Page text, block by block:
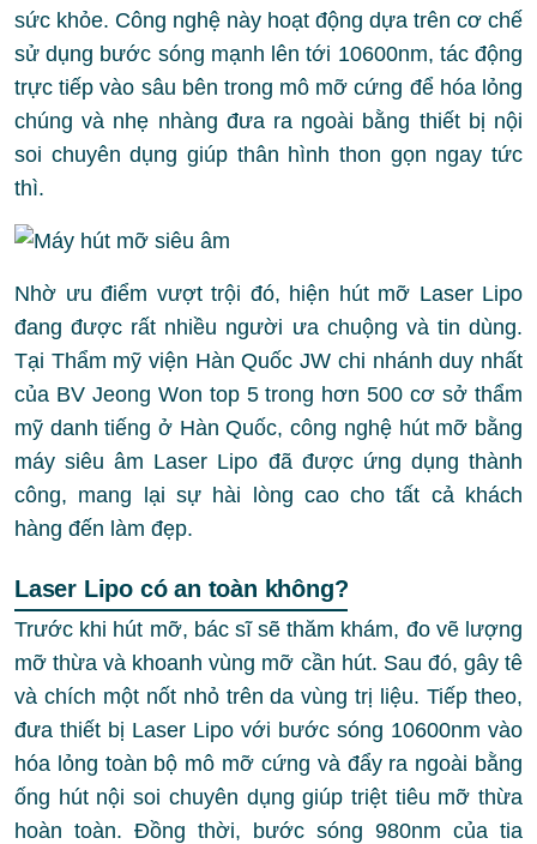
sức khỏe. Công nghệ này hoạt động dựa trên cơ chế
sử dụng bước sóng mạnh lên tới 10600nm, tác động
trực tiếp vào sâu bên trong mô mỡ cứng để hóa lỏng
chúng và nhẹ nhàng đưa ra ngoài bằng thiết bị nội
soi chuyên dụng giúp thân hình thon gọn ngay tức
thì.
Nhờ ưu điểm vượt trội đó, hiện hút mỡ Laser Lipo
đang được rất nhiều người ưa chuộng và tin dùng.
Tại Thẩm mỹ viện Hàn Quốc JW chi nhánh duy nhất
của BV Jeong Won top 5 trong hơn 500 cơ sở thẩm
mỹ danh tiếng ở Hàn Quốc, công nghệ hút mỡ bằng
máy siêu âm Laser Lipo đã được ứng dụng thành
công, mang lại sự hài lòng cao cho tất cả khách
hàng đến làm đẹp.
Laser Lipo có an toàn không?
Trước khi hút mỡ, bác sĩ sẽ thăm khám, đo vẽ lượng
mỡ thừa và khoanh vùng mỡ cần hút. Sau đó, gây tê
và chích một nốt nhỏ trên da vùng trị liệu. Tiếp theo,
đưa thiết bị Laser Lipo với bước sóng 10600nm vào
hóa lỏng toàn bộ mô mỡ cứng và đẩy ra ngoài bằng
ống hút nội soi chuyên dụng giúp triệt tiêu mỡ thừa
hoàn toàn. Đồng thời, bước sóng 980nm của tia